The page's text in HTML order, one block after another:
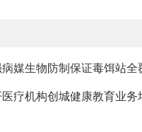
病媒生物防制保证毒饵站全
疗机构创城健康教育业务